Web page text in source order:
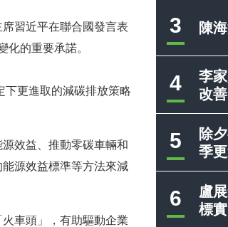
3 陳
4
李
改
5
除
季更
6
盧
標
習近平在聯合國發言表
的重要承諾。
下更進取的減碳排放策略
效益、推動零碳車輛和
源效益標準等方法來減
車頭」，有助驅動企業